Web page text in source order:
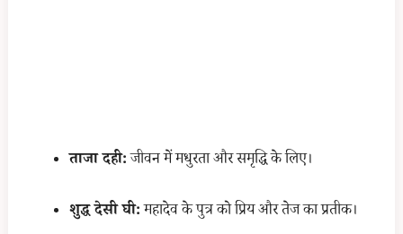
ताजा दही:जीवन में मधुरता और समृद्धि के लिए।
शुद्ध देसी घी:महादेव के पुत्र को प्रिय और तेज का प्रतीक।